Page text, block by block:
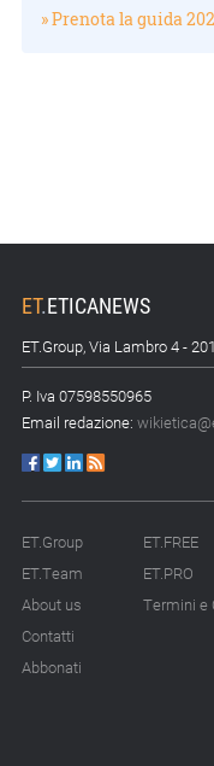
» Prenota la guida
ET.ETICANEWS
ET.Group, Via Lambro 4 -
P. Iva 07598550965
Email redazione:
ET.Group
ET.Team
About us
Contatti
Abbonati
ET.FREE
ET.PRO
Termini e